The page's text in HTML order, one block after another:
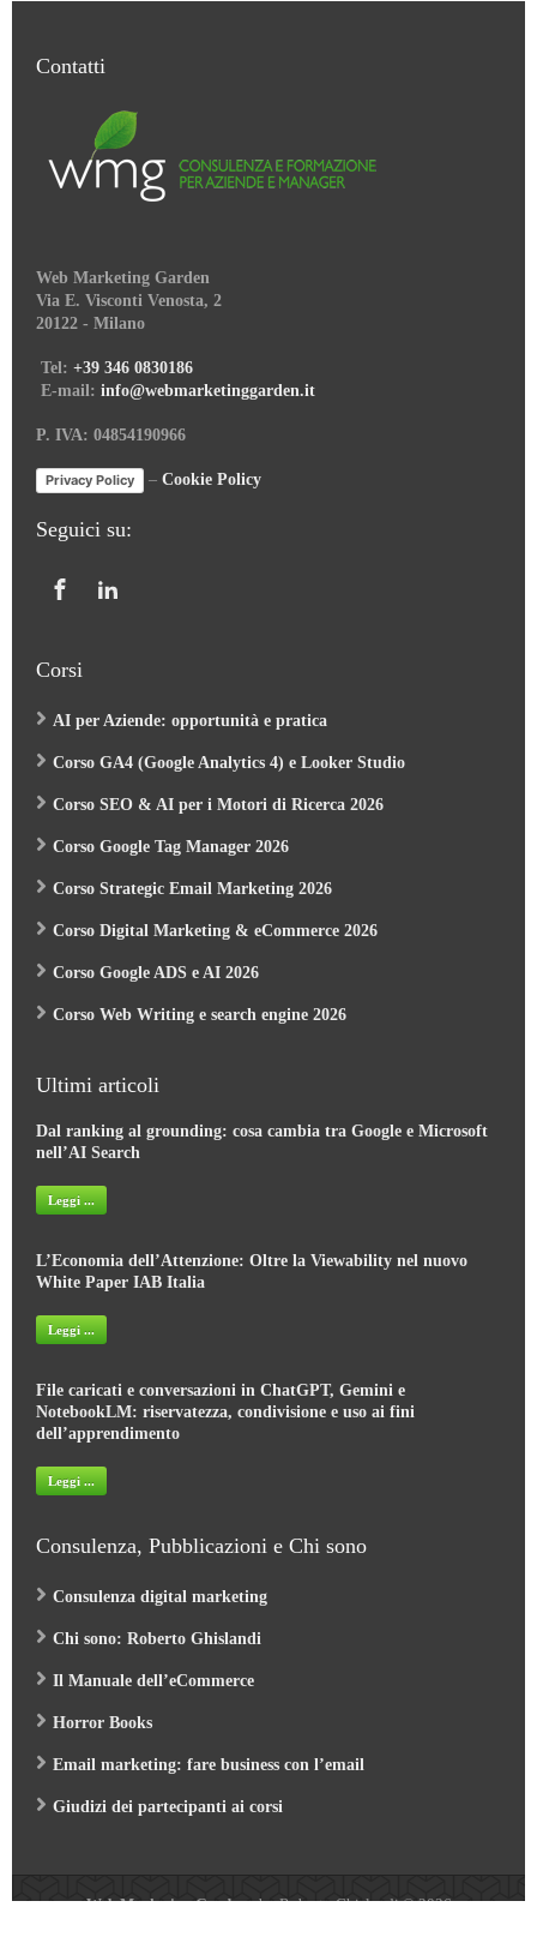
Contatti
Web Marketing Garden
Via E. Visconti Venosta, 2
20122 - Milano
Tel: +39 346 0830186
E-mail: info@webmarketinggarden.it
P. IVA: 04854190966
Privacy Policy – Cookie Policy
Seguici su:
Corsi
AI per Aziende: opportunità e pratica
Corso GA4 (Google Analytics 4) e Looker Studio
Corso SEO & AI per i Motori di Ricerca 2026
Corso Google Tag Manager 2026
Corso Strategic Email Marketing 2026
Corso Digital Marketing & eCommerce 2026
Corso Google ADS e AI 2026
Corso Web Writing e search engine 2026
Ultimi articoli
Dal ranking al grounding: cosa cambia tra Google e Microsoft
nell’AI Search
Leggi ...
L’Economia dell’Attenzione: Oltre la Viewability nel nuovo
White Paper IAB Italia
Leggi ...
File caricati e conversazioni in ChatGPT, Gemini e
NotebookLM: riservatezza, condivisione e uso ai fini
dell’apprendimento
Leggi ...
Consulenza, Pubblicazioni e Chi sono
Consulenza digital marketing
Chi sono: Roberto Ghislandi
Il Manuale dell’eCommerce
Horror Books
Email marketing: fare business con l’email
Giudizi dei partecipanti ai corsi
Web Marketing Garden- by Roberto Ghislandi © 2026